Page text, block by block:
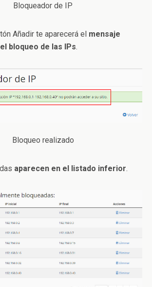
Bloqueador de IP
Añadir te aparecerá el mensaje
bloqueo de las IPs.
Bloqueo realizado
aparecen en el listado inferior.